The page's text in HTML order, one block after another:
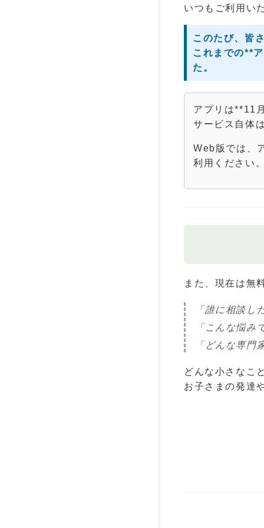
いつもご利用い
このたび、皆
これまでの**
た。
アプリは**11
サービス自体
Web版では、
利用ください。
また、現在は無
「誰に相談し
「こんな悩み
「どんな専門
どんな小さなこ
お子さまの発達